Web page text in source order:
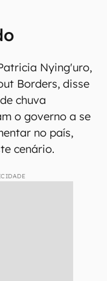
Nying'uro,
Borders, disse
chuva
o governo a se
no país,
cenário.